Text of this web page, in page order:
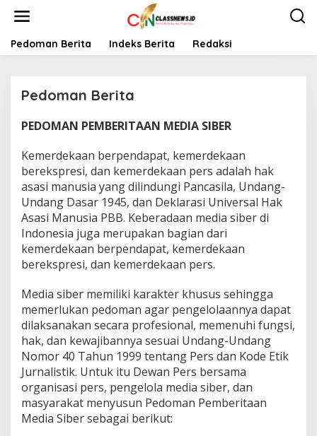
t
Pedoman Berita Indeks Berita Redaksi
Pedoman Berita
F
E
B
R
U
A
R
2
0
1
8
E
R
E
D
A
K
PEDOMAN PEMBERITAAN MEDIA SIBER
Kemerdekaan berpendapat, kemerdekaan
berekspresi, dan kemerdekaan pers adalah hak
asasi manusia yang dilindungi Pancasila, Undang-
Undang Dasar 1945, dan Deklarasi Universal Hak
Asasi Manusia PBB. Keberadaan media siber di
Indonesia juga merupakan bagian dari
kemerdekaan berpendapat, kemerdekaan
berekspresi, dan kemerdekaan pers.
Media siber memiliki karakter khusus sehingga
memerlukan pedoman agar pengelolaannya dapat
dilaksanakan secara profesional, memenuhi fungsi,
hak, dan kewajibannya sesuai Undang-Undang
Nomor 40 Tahun 1999 tentang Pers dan Kode Etik
Jurnalistik. Untuk itu Dewan Pers bersama
organisasi pers, pengelola media siber, dan
masyarakat menyusun Pedoman Pemberitaan
Media Siber sebagai berikut: